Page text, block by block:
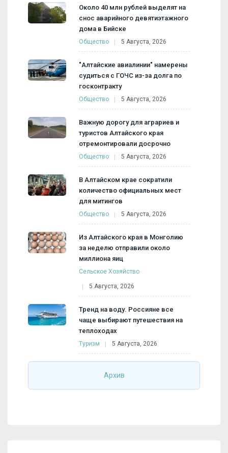
Около 40 млн рублей выделят на
снос аварийного девятиэтажного
дома в Бийске
Общество 5 Августа, 2026
"Алтайские авиалинии" намерены
судиться с ГОЧС из-за долга по
госконтракту
Общество 5 Августа, 2026
Важную дорогу для аграриев и
туристов Алтайского края
отремонтировали досрочно
Общество 5 Августа, 2026
В Алтайском крае сократили
количество официальных мест
для митингов
Общество 5 Августа, 2026
Из Алтайского края в Монголию
за неделю отправили около
миллиона яиц
Сельское Хозяйство
5 Августа, 2026
Тренд на воду. Россияне все
чаще выбирают путешествия на
теплоходах
Туризм 5 Августа, 2026
Архив